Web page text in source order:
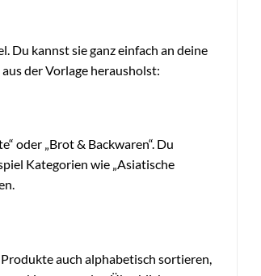
Du kannst sie ganz einfach an deine
der Vorlage herausholst:
oder „Brot & Backwaren“. Du
Kategorien wie „Asiatische
auch alphabetisch sortieren,